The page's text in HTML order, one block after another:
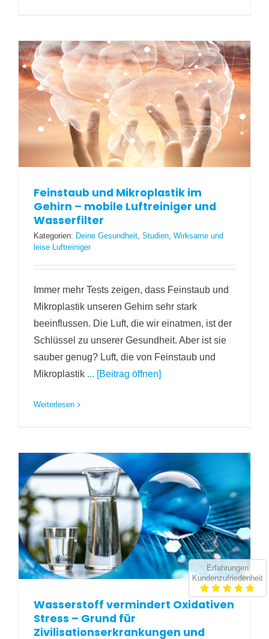
Feinstaub und Mikroplastik im
Gehirn – mobile Luftreiniger und
Wasserfilter
Kategorien: Deine Gesundheit, Studien, Wirksame und
leise Luftreiniger
Immer mehr Tests zeigen, dass Feinstaub und
Mikroplastik unseren Gehirn sehr stark
beeinflussen. Die Luft, die wir einatmen, ist der
Schlüssel zu unserer Gesundheit. Aber ist sie
sauber genug? Luft, die von Feinstaub und
Mikroplastik ... [Beitrag öffnen]
Weiterlesen
Wasserstoff vermindert Oxidativen
Stress – Grund für
Zivilisationserkrankungen und
Erfahrungen
Kundenzufriedenheit